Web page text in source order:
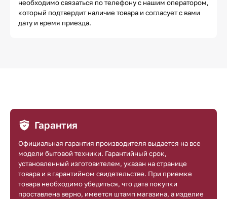
необходимо связаться по телефону с нашим оператором,
который подтвердит наличие товара и согласует с вами
дату и время приезда.
Гарантия
Официальная гарантия производителя выдается на все
модели бытовой техники. Гарантийный срок,
установленный изготовителем, указан на странице
товара и в гарантийном свидетельстве. При приемке
товара необходимо убедиться, что дата покупки
проставлена верно, имеется штамп магазина, а изделие